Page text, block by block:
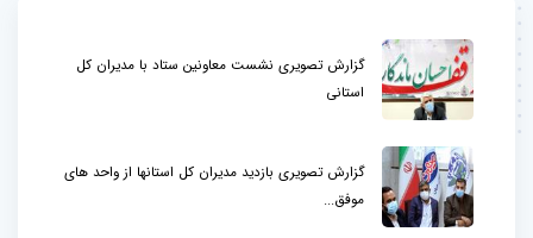
گزارش تصویری نشست معاونین ستاد با مدیران کل
استانی
گزارش تصویری بازدید مدیران کل استانها از واحد های
موفق...